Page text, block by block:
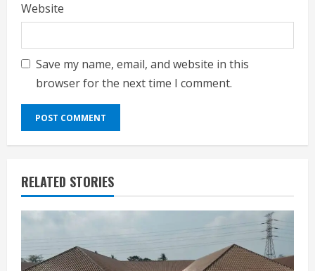
Website
Save my name, email, and website in this
browser for the next time I comment.
RELATED STORIES